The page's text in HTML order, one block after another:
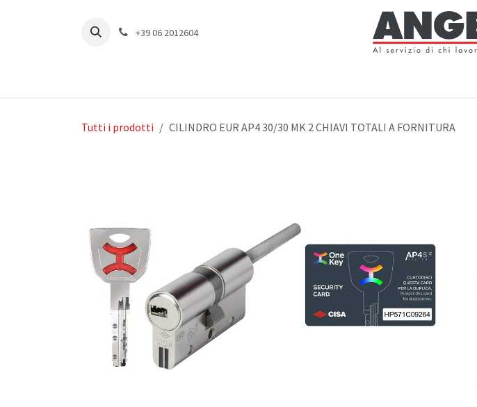
+39 06 2012604
Tutti i prodotti CILINDRO EUR AP4 30/30 MK 2 CHIAVI TOTALI A FORNITURA